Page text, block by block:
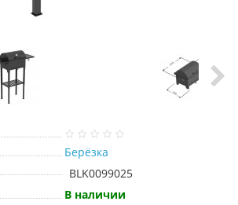
Берёзка
BLK0099025
В наличии